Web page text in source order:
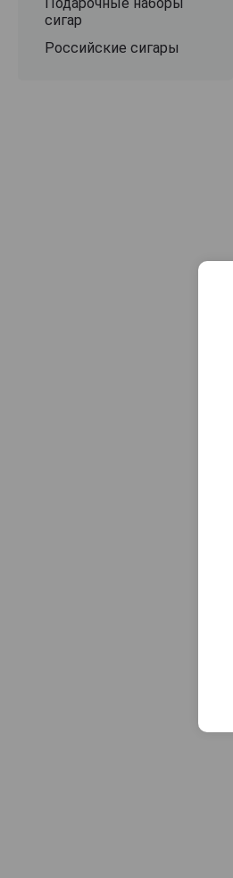
сигар
Российские сигары